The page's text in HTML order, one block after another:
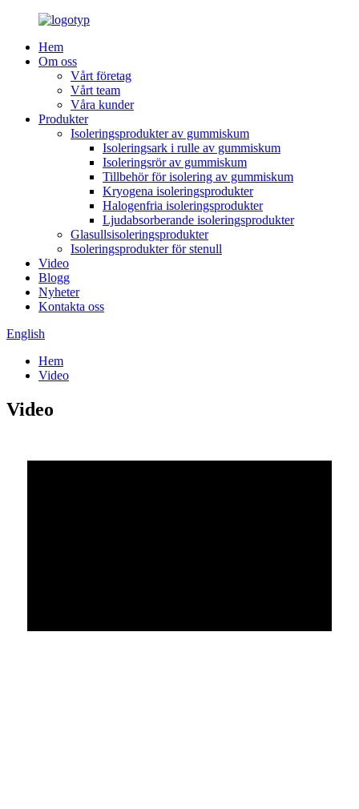
Hem
Om oss
Vårt företag
Vårt team
Våra kunder
Produkter
Isoleringsprodukter av gummiskum
Isoleringsark i rulle av gummiskum
Isoleringsrör av gummiskum
Tillbehör för isolering av gummiskum
Kryogena isoleringsprodukter
Halogenfria isoleringsprodukter
Ljudabsorberande isoleringsprodukter
Glasullsisoleringsprodukter
Isoleringsprodukter för stenull
Video
Blogg
Nyheter
Kontakta oss
English
Hem
Video
Video